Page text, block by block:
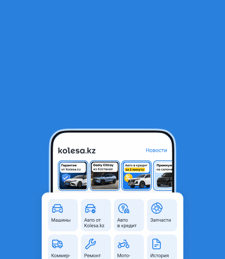
Подкрылок Lexus gs 160 качественный
Алматы, Алматинская
область
Новая